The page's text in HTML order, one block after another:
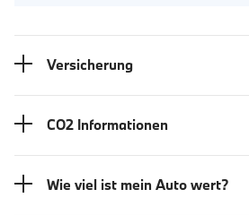
Versicherung
CO2 Informationen
Wie viel ist mein Auto wert?